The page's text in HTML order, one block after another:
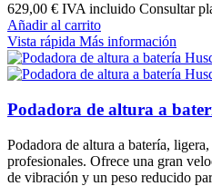
629,00 € IVA incluido Consultar
Añadir al carrito
Vista rápida Más información
Podadora de altura a
Podadora de altura a batería,
profesionales. Ofrece una gran
de vibración y un peso reducido